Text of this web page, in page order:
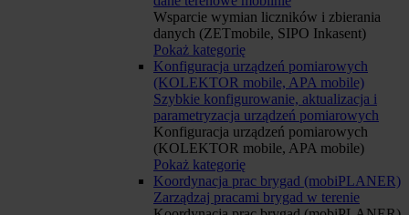
Wsparcie wymian liczników i zbierania
danych (ZETmobile, SIPO Inkasent)
Pokaż kategorię
Konfiguracja urządzeń pomiarowych
(KOLEKTOR mobile, APA mobile)
Szybkie konfigurowanie, aktualizacja i
parametryzacja urządzeń pomiarowych
Konfiguracja urządzeń pomiarowych
(KOLEKTOR mobile, APA mobile)
Pokaż kategorię
Koordynacja prac brygad (mobiPLANER)
Zarządzaj pracami brygad w terenie